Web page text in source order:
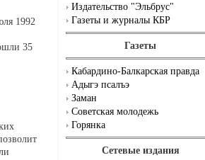
Издательство "Эльбрус"
Газеты и журналы КБР
Газеты
Кабардино-Балкарская правда
Адыгэ псалъэ
Заман
Советская молодежь
Горянка
Сетевые издания
1992
35